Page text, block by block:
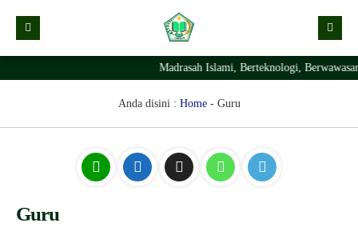
Kabar Pimpinan
Visi Misi
Sejarah Berdirinya Madrasah
Prestasi Madrasah
PTSP
Layanan Digital
RDM
Madrasah Islami, Berteknologi,
Anda disini : Home- Guru
Guru